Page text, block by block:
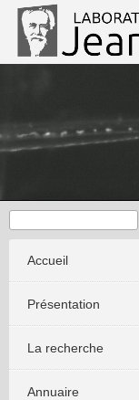
Accueil
Présentation
La recherche
Annuaire